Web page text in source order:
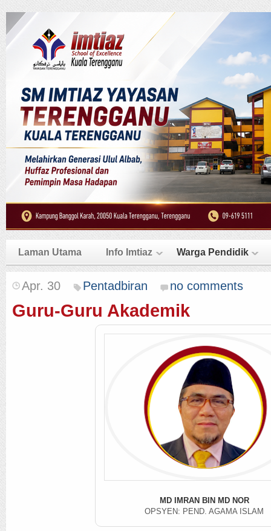
Laman Utama Info Imtiaz Warga Pendidik
Apr. 30 Pentadbiran no comments
Guru-Guru Akademik
MD IMRAN BIN MD NOR
OPSYEN: PEND. AGAMA ISLAM